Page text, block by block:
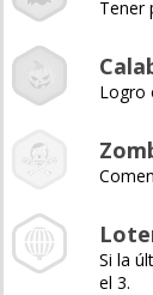
Tener
Logro
Si la
el 3.